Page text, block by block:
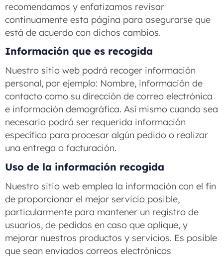
recomendamos y enfatizamos revisar
continuamente esta página para asegurarse que
está de acuerdo con dichos cambios.
Información que es recogida
Nuestro sitio web podrá recoger información
personal, por ejemplo: Nombre, información de
contacto como su dirección de correo electrónica
e información demográfica. Así mismo cuando sea
necesario podrá ser requerida información
específica para procesar algún pedido o realizar
una entrega o facturación.
Uso de la información recogida
Nuestro sitio web emplea la información con el fin
de proporcionar el mejor servicio posible,
particularmente para mantener un registro de
usuarios, de pedidos en caso que aplique, y
mejorar nuestros productos y servicios. Es posible
que sean enviados correos electrónicos